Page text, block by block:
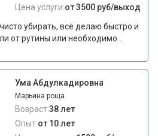
Цена услуги:от 3500 руб/выход
убирать, всё делаю быстро и
от рутины или необходимо...
Ума Абдулкадировна
Марьина роща
Возраст:38 лет
Опыт:от 10 лет